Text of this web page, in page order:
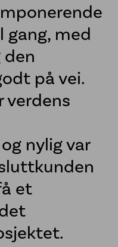
gang, med
den
på vei.
verdens
nylig var
et